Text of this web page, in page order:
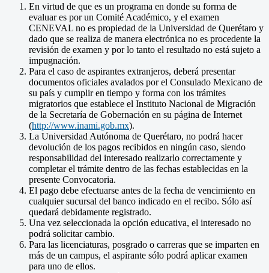
En virtud de que es un programa en donde su forma de
evaluar es por un Comité Académico, y el examen
CENEVAL no es propiedad de la Universidad de Querétaro y
dado que se realiza de manera electrónica no es procedente la
revisión de examen y por lo tanto el resultado no está sujeto a
impugnación.
Para el caso de aspirantes extranjeros, deberá presentar
documentos oficiales avalados por el Consulado Mexicano de
su país y cumplir en tiempo y forma con los trámites
migratorios que establece el Instituto Nacional de Migración
de la Secretaría de Gobernación en su página de Internet
(http://www.inami.gob.mx).
La Universidad Autónoma de Querétaro, no podrá hacer
devolución de los pagos recibidos en ningún caso, siendo
responsabilidad del interesado realizarlo correctamente y
completar el trámite dentro de las fechas establecidas en la
presente Convocatoria.
El pago debe efectuarse antes de la fecha de vencimiento en
cualquier sucursal del banco indicado en el recibo. Sólo así
quedará debidamente registrado.
Una vez seleccionada la opción educativa, el interesado no
podrá solicitar cambio.
Para las licenciaturas, posgrado o carreras que se imparten en
más de un campus, el aspirante sólo podrá aplicar examen
para uno de ellos.